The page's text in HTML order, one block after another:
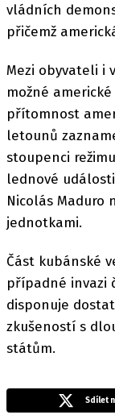
vládních
přičemž
Mezi obyvateli i
možné
přítomnost
letounů
stoupenci
lednové
Nicolás Maduro
jednotkami.
Část kubánské
případné invazi
disponuje
zkušeností s
státům.
Sdílet